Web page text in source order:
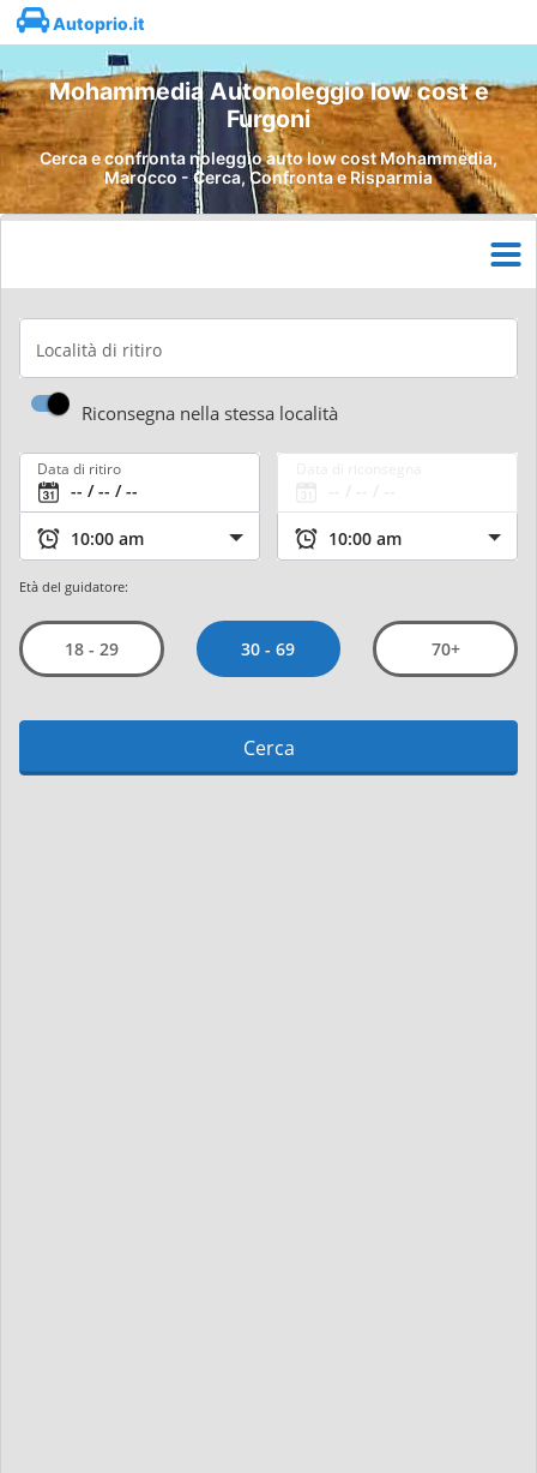
Autoprio.it
Mohammedia Autonoleggio low cost e
Furgoni
Cerca e confronta noleggio auto low cost Mohammedia,
Marocco - Cerca, Confronta e Risparmia
Località di ritiro
Riconsegna nella stessa località
Data di ritiro
Età del guidatore:
18 - 29 30 - 69 70+
Cerca